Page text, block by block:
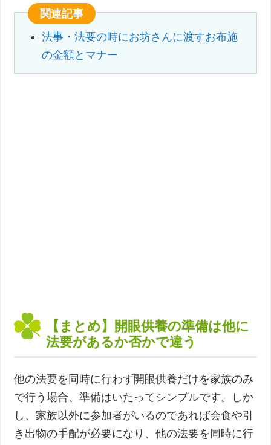
関連記事
法事・法要の時にお坊さんに渡すお布施
の金額とマナー
【まとめ】開眼供養の準備は他に
法要があるか否かで違う
他の法要を同時に行わず開眼供養だけを家族のみ
で行う場合、準備はいたってシンプルです。しか
し、家族以外に参加者がいるのであれば会食や引
き出物の手配が必要になり、他の法要を同時に行